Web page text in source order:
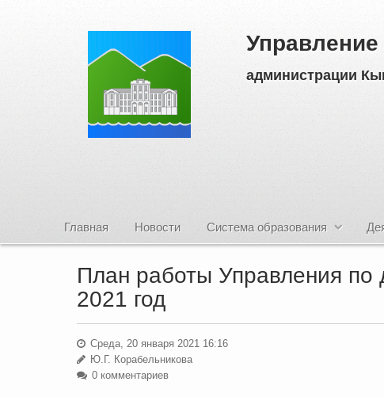
администрации
Главная Новости Система образования
План работы Управления по
2021 год
Среда, 20 января 2021 16:16
Ю.Г. Корабельникова
0 комментариев